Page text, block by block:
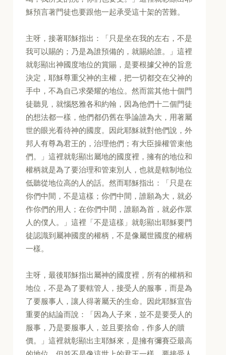
穌預言著門徒也要跟他一起承受這十架的苦難。
主呀，接著耶穌指出：「只是坐在我的左右，不是
我可以賜的；乃是為誰預備的，就賜給誰。」這裡
就彰顯出神國度地位的賞賜，是要根據父神的旨意
決定，耶穌尊重父神的主權，把一切都交在父神的
手中，不為自己求榮耀的地位。然而當其他十個門
徒聽見，就惱怒雅各和約翰，因為他們十二個門徒
的想法都一樣，他們都仍舊在爭論誰為大，用著屬
世的眼光看待神的國度。因此耶穌就對他們說，外
邦人有尊為君王的，治理他們；有大臣操權管束他
們。」這裡就彰顯出屬地的國度裡，擁有的地位和
權柄就是為了要治理和管束別人，也就是轄制地位
低聽從地位高的人的話。然而耶穌指出：「只是在
你們中間，不是這樣；你們中間，誰願為大，就必
作你們的用人；在你們中間，誰願為首，就必作眾
人的僕人。」這裡「不是這樣」就彰顯出耶穌要門
徒認識到屬神國度的權柄，不是像屬世國度的權柄
一樣。
主呀，最後耶穌指出屬神的國度裡，所有的權柄和
地位，不是為了要轄管人，接受人的服事，而是為
了要服事人，讓人得著屬天的生命。因此耶穌宣告
重要的結論而說：「因為人子來，並不是要受人的
服事，乃是要服事人，並且要捨命，作多人的贖
價。」這裡就彰顯出主耶穌來，是擁有彌賽亞最高